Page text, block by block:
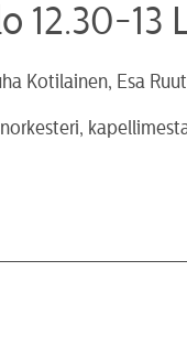
12.30-13
Kotilainen, Esa